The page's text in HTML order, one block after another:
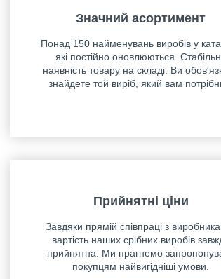
Значний асортимент
Понад 150 найменувань виробів у
які постійно оновлюються.
наявність товару на складі. Ви
знайдете той виріб, який вам
Прийнятні ціни
Завдяки прямій співпраці з
вартість наших срібних виробів
прийнятна. Ми прагнемо
покупцям найвигідніші умови.